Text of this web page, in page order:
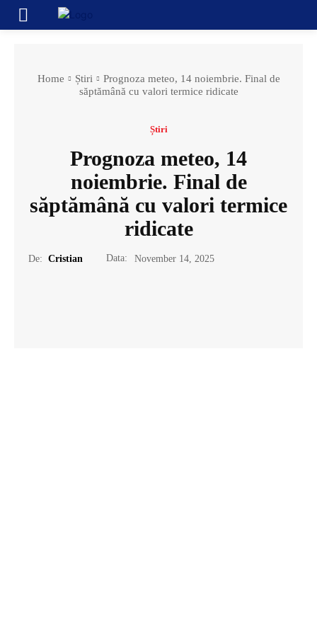
Home Știri
Prognoza meteo, 14 noiembrie. Final de
săptămână cu valori termice ridicate
Știri
Prognoza meteo, 14
noiembrie. Final de
săptămână cu valori termice
ridicate
De: Cristian Data: November 14, 2025